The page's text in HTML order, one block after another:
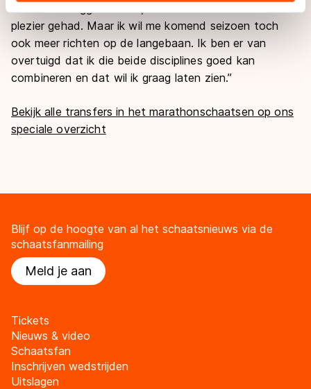
adequaat beschermingsniveau geldt volgens de GDPR.
Door op ‘Toestaan’ te klikken, stemt u in met deze
overdracht. Meer informatie vindt u in onscookiebeleid
plezier gehad. Maar ik wil me komend seizoen toch
ook meer richten op de langebaan. Ik ben er van
overtuigd dat ik die beide disciplines goed kan
combineren en dat wil ik graag laten zien.’’
Bekijk alle transfers in het marathonschaatsen op ons
speciale overzicht
Blijf op de hoogte van al het schaatsnieuws via de
schaatsfanmailing
Meld je aan
Tickets
Nieuws & video
Schaatsfan
Inschrijven wedstrijden
Uitslagen